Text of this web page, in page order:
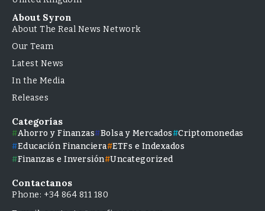
About Syron
About The Real News Network
Our Team
Latest News
In the Media
Releases
Categorías
Ahorro y Finanzas Bolsa y Mercados
Criptomonedas
Educación Financiera ETFs e Indexados
Finanzas e Inversión Uncategorized
Contactanos
Phone: +34 864 811 180